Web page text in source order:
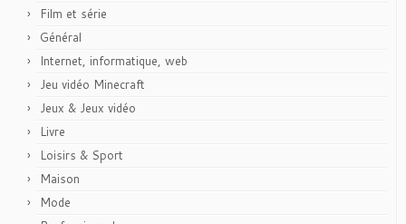
Film et série
Général
Internet, informatique, web
Jeu vidéo Minecraft
Jeux & Jeux vidéo
Livre
Loisirs & Sport
Maison
Mode